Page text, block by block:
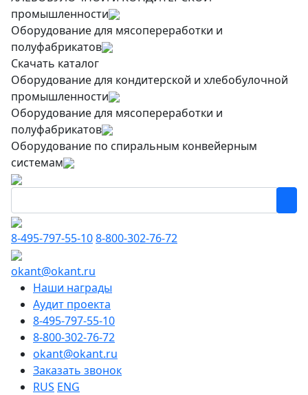
промышленности
Оборудование для мясопереработки и
полуфабрикатов
Скачать каталог
Оборудование для кондитерской и хлебобулочной
промышленности
Оборудование для мясопереработки и
полуфабрикатов
Оборудование по спиральным конвейерным
системам
8-495-797-55-108-800-302-76-72
okant@okant.ru
Наши награды
Аудит проекта
8-495-797-55-10
8-800-302-76-72
okant@okant.ru
Заказать звонок
RUS ENG